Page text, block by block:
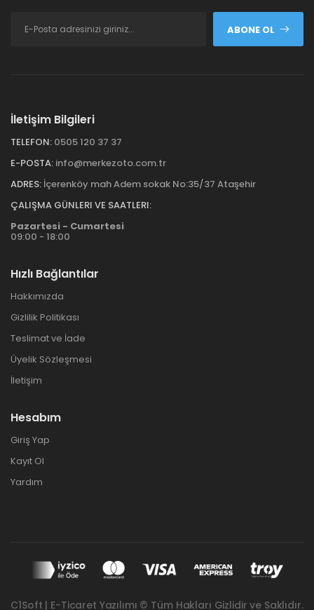
ABONE OL
İletişim Bilgileri
TELEFON: 0505 120 37 37
E-POSTA: info@merkezoto.com.tr
ADRES: İçerenköy mah Adem sokak No:35/37 Ataşehir
ÇALIŞMA GÜNLERI VE SAATLERI:
Pazartesi - Cumartesi
09:00 - 18:00
Hızlı Bağlantılar
Hakkımızda
Gizlilik Politikası
Teslimat ve İade
Üyelik Sözleşmesi
İletişim
Hesabım
Giriş Yap
Kayıt Ol
Yardım
C1Soft | E-Ticaret Yazılımı © Tüm Hakları Gizlidir ve Saklıdır.